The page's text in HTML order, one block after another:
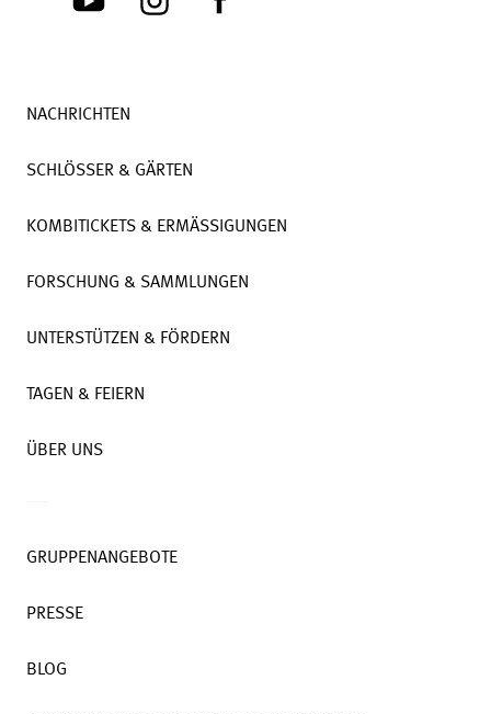
NACHRICHTEN
SCHLÖSSER & GÄRTEN
KOMBITICKETS & ERMÄSSIGUNGEN
FORSCHUNG & SAMMLUNGEN
UNTERSTÜTZEN & FÖRDERN
TAGEN & FEIERN
ÜBER UNS
GRUPPENANGEBOTE
PRESSE
BLOG